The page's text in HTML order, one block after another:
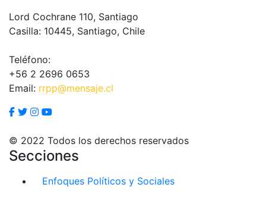
Lord Cochrane 110, Santiago
Casilla: 10445, Santiago, Chile
Teléfono:
+56 2 2696 0653
Email: rrpp@mensaje.cl
© 2022 Todos los derechos reservados
Secciones
Enfoques Políticos y Sociales